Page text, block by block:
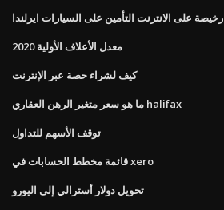
رخيصة على الانترنت التأمين على السيارات ايرلندا
معدل الأعلاف الأولية 2020
كيف لشراء حصة عبر الإنترنت
ما هو سعر متغير الرهن العقاري halifax
توقف الأسهم للتداول
قائمة مخطط الحسابات في xero
تحويل دولار أسترالي إلى اليورو